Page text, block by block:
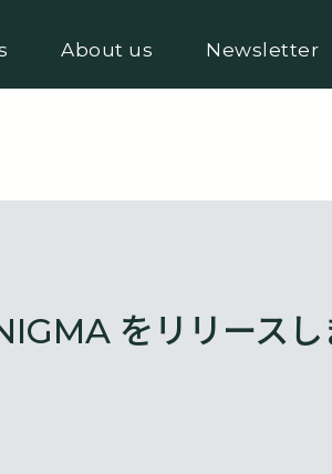
About us Newsletter
をリリースし